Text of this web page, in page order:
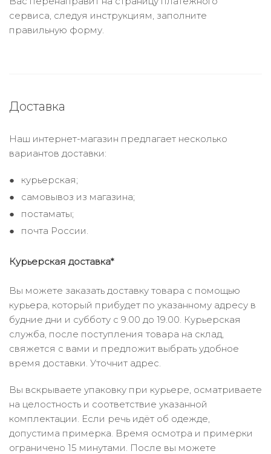
сервиса, следуя инструкциям, заполните
правильную форму.
Доставка
Наш интернет-магазин предлагает несколько
вариантов доставки:
курьерская;
самовывоз из магазина;
постаматы;
почта России.
Курьерская доставка*
Вы можете заказать доставку товара с помощью
курьера, который прибудет по указанному адресу в
будние дни и субботу с 9.00 до 19.00. Курьерская
служба, после поступления товара на склад,
свяжется с вами и предложит выбрать удобное
время доставки. Уточнит адрес.
Вы вскрываете упаковку при курьере, осматриваете
на целостность и соответствие указанной
комплектации. Если речь идёт об одежде,
допустима примерка. Время осмотра и примерки
ограничено 15 минутами. После вы можете